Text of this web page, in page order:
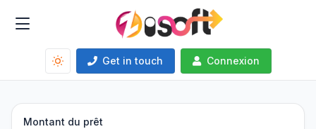
Get in touch Connexion
Montant du prêt